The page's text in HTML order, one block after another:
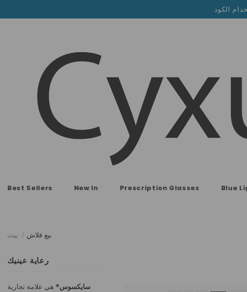
Best Sellers New In Prescription Glasses Blue
بيت بيع فلاش
رعاية عينيك
سايكسوس® هي علامة تجارية